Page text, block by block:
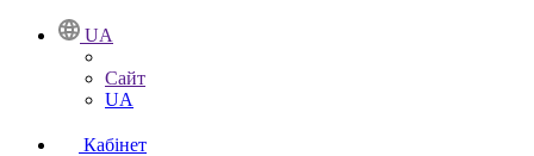
UA
Сайт
UA
Кабінет